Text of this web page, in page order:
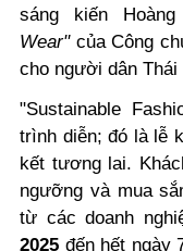
sáng kiến
Wear"của Công
cho người dân Thái
"Sustainable
trình diễn; đó là lễ
kết tương lai.
ngưỡng và mua
từ các doanh
2025 đến hết ngày